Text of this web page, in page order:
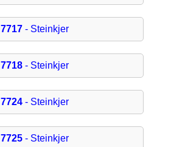
7717- Steinkjer
7718- Steinkjer
7724- Steinkjer
7725- Steinkjer